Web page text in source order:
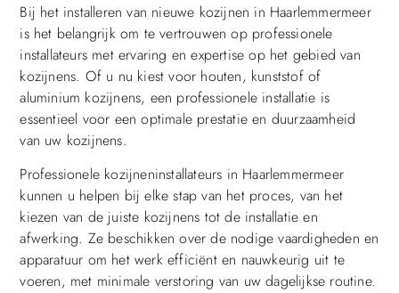
Bij het installeren van nieuwe kozijnen in Haarlemmermeer
is het belangrijk om te vertrouwen op professionele
installateurs met ervaring en expertise op het gebied van
kozijnens. Of u nu kiest voor houten, kunststof of
aluminium kozijnens, een professionele installatie is
essentieel voor een optimale prestatie en duurzaamheid
van uw kozijnens.
Professionele kozijneninstallateurs in Haarlemmermeer
kunnen u helpen bij elke stap van het proces, van het
kiezen van de juiste kozijnens tot de installatie en
afwerking. Ze beschikken over de nodige vaardigheden en
apparatuur om het werk efficiënt en nauwkeurig uit te
voeren, met minimale verstoring van uw dagelijkse routine.